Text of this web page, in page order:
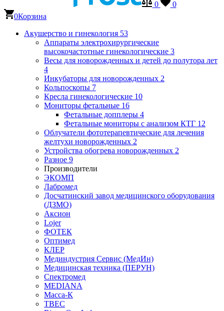
0
0
0Корзина
Акушерство и гинекология 53
Аппараты электрохирургические
высокочастотные гинекологические 3
Весы для новорожденных и детей до полутора лет
4
Инкубаторы для новорожденных 2
Кольпоскопы 7
Кресла гинекологические 10
Мониторы фетальные 16
Фетальные допплеры 4
Фетальные мониторы с анализом КТГ 12
Облучатели фототерапевтические для лечения
желтухи новорожденных 2
Устройства обогрева новорожденных 2
Разное 9
Производители
ЭКОМП
Лабромед
Досчатинский завод медицинского оборудования
(ДЗМО)
Аксион
Lojer
ФОТЕК
Оптимед
КЛЕР
Мединдустрия Сервис (МедИн)
Медицинская техника (ПЕРУН)
Спектромед
MEDIANA
Масса-К
ТВЕС